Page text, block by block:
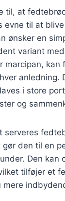
til, at
evne til at
ønsker en
variant
marcipan, kan
anledning.
i store
og
serveres
gør den til en
Den kan
tilføjer et
mere